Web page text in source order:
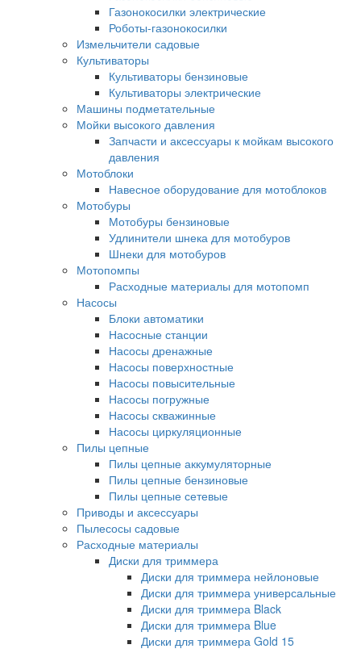
Газонокосилки электрические
Роботы-газонокосилки
Измельчители садовые
Культиваторы
Культиваторы бензиновые
Культиваторы электрические
Машины подметательные
Мойки высокого давления
Запчасти и аксессуары к мойкам высокого
давления
Мотоблоки
Навесное оборудование для мотоблоков
Мотобуры
Мотобуры бензиновые
Удлинители шнека для мотобуров
Шнеки для мотобуров
Мотопомпы
Расходные материалы для мотопомп
Насосы
Блоки автоматики
Насосные станции
Насосы дренажные
Насосы поверхностные
Насосы повысительные
Насосы погружные
Насосы скважинные
Насосы циркуляционные
Пилы цепные
Пилы цепные аккумуляторные
Пилы цепные бензиновые
Пилы цепные сетевые
Приводы и аксессуары
Пылесосы садовые
Расходные материалы
Диски для триммера
Диски для триммера нейлоновые
Диски для триммера универсальные
Диски для триммера Black
Диски для триммера Blue
Диски для триммера Gold 15